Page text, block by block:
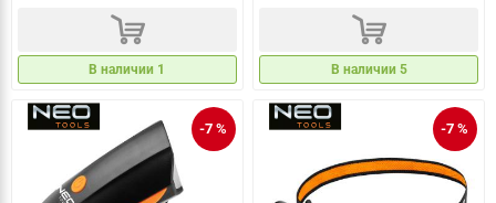
d
В наличии 1
d
В наличии 5
-7 % -7 %